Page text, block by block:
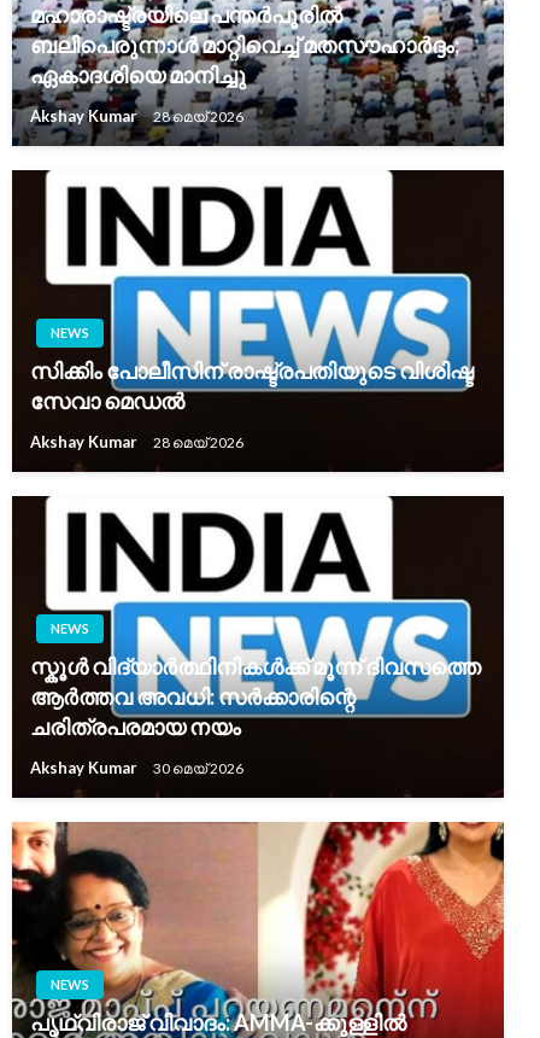
മഹാരാഷ്ട്രയിലെ പന്തർപൂരിൽ
ബലിപെരുന്നാൾ മാറ്റിവെച്ച് മതസൗഹാർദ്ദം;
ഏകാദശിയെ മാനിച്ചു
Akshay Kumar 28 മെയ്‌ 2026
NEWS
സിക്കിം പോലീസിന് രാഷ്ട്രപതിയുടെ വിശിഷ്ട
സേവാ മെഡൽ
Akshay Kumar 28 മെയ്‌ 2026
NEWS
സ്കൂൾ വിദ്യാർത്ഥിനികൾക്ക് മൂന്ന് ദിവസത്തെ
ആർത്തവ അവധി: സർക്കാരിന്റെ
ചരിത്രപരമായ നയം
Akshay Kumar 30 മെയ്‌ 2026
NEWS
പൃഥ്വിരാജ് വിവാദം: AMMA-ക്കുള്ളിൽ